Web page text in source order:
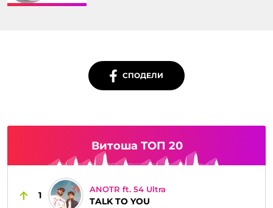
СПОДЕЛИ
Витоша ТОП 20
1
ANOTR ft. 54 Ultra
TALK TO YOU